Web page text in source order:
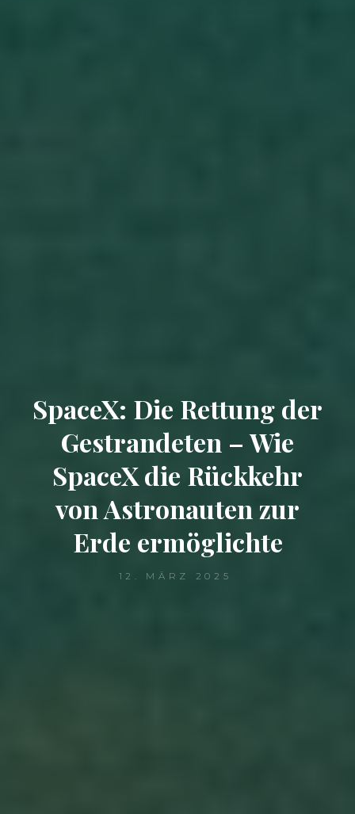
SpaceX: Die Rettung der
Gestrandeten – Wie
SpaceX die Rückkehr
von Astronauten zur
Erde ermöglichte
12. MÄRZ 2025